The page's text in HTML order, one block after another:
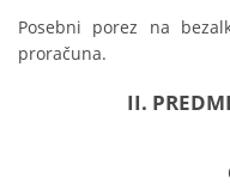
Posebni porez na
proračuna.
II.